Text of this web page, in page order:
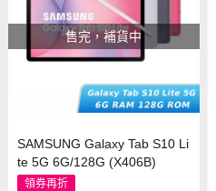
售完，補貨中
SAMSUNG Galaxy Tab S10 Li
te 5G 6G/128G (X406B)
領券再折